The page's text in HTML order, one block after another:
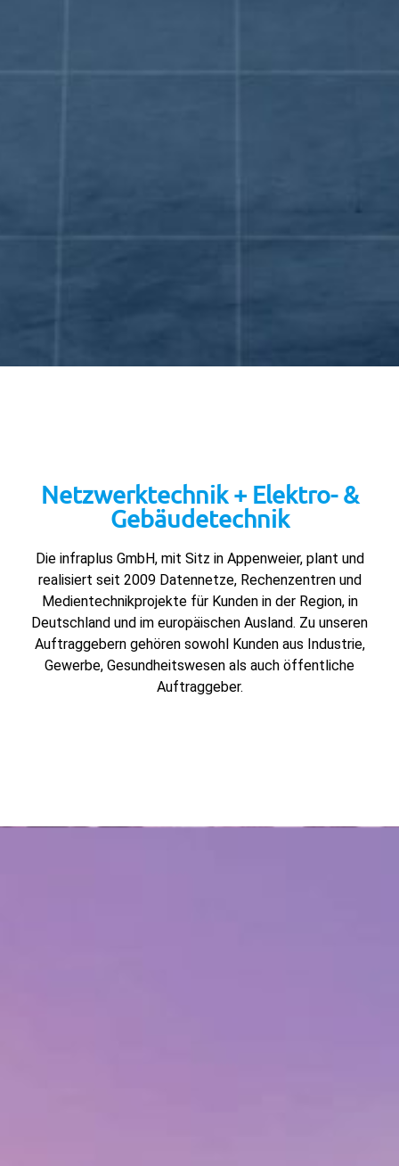
Netzwerktechnik + Elektro- &
Gebäudetechnik
Die infraplus GmbH, mit Sitz in Appenweier, plant und
realisiert seit 2009 Datennetze, Rechenzentren und
Medientechnikprojekte für Kunden in der Region, in
Deutschland und im europäischen Ausland. Zu unseren
Auftraggebern gehören sowohl Kunden aus Industrie,
Gewerbe, Gesundheitswesen als auch öffentliche
Auftraggeber.